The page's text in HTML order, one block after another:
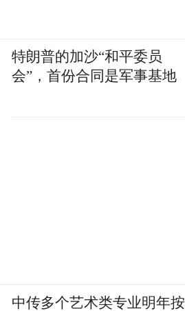
特朗普的加沙“和平委员
会”，首份合同是军事基地
中传多个艺术类专业明年按